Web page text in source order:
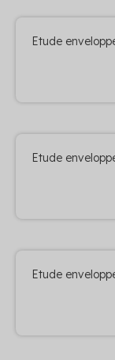
Etude
Etude
Etude